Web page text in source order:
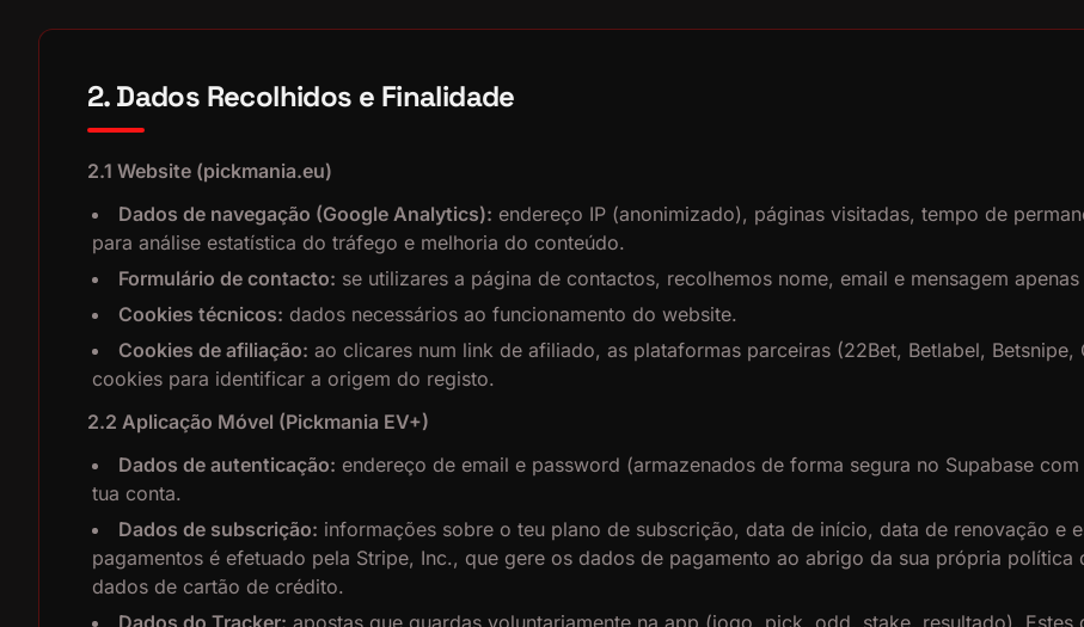
2. Dados Recolhidos e Finalidade
2.1 Website (pickmania.eu)
Dados de navegação (Google Analytics): endereço IP (anonimizado), páginas visitadas, tempo de
para análise estatística do tráfego e melhoria do conteúdo.
Formulário de contacto: se utilizares a página de contactos, recolhemos nome, email e mensagem
Cookies técnicos: dados necessários ao funcionamento do website.
Cookies de afiliação: ao clicares num link de afiliado, as plataformas parceiras (22Bet, Betlabel,
cookies para identificar a origem do registo.
2.2 Aplicação Móvel (Pickmania EV+)
Dados de autenticação: endereço de email e password (armazenados de forma segura no Supabase
tua conta.
Dados de subscrição: informações sobre o teu plano de subscrição, data de início, data de renovação e
pagamentos é efetuado pela Stripe, Inc., que gere os dados de pagamento ao abrigo da sua própria política
dados de cartão de crédito.
Dados do Tracker: apostas que guardas voluntariamente na app (jogo, pick, odd, stake, resultado).